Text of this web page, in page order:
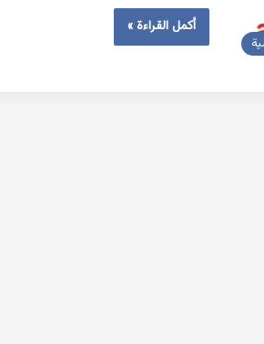
أكمل القراءة »